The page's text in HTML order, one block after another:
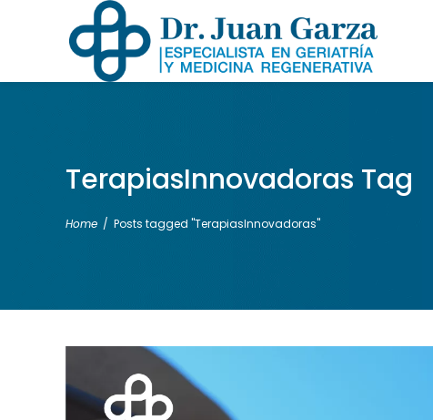
TerapiasInnovadoras Tag
Home / Posts tagged "TerapiasInnovadoras"